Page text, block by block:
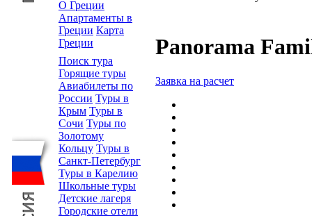
О Греции
Апартаменты в
Греции Карта
Греции
Поиск тура
Горящие туры
Авиабилеты по
России Туры в
Крым Туры в
Сочи Туры по
Золотому
Кольцу Туры в
Санкт-Петербург
Туры в Карелию
Школьные туры
Детские лагеря
Городские отели
Panorama
Заявка на расчет